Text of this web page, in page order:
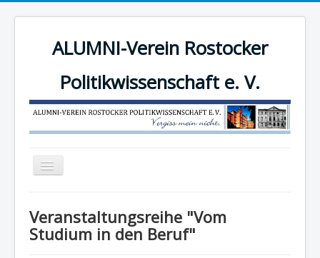
ALUMNI-Verein Rostocker
Politikwissenschaft e. V.
Navigation
Der Verein
Veranstaltungsreihe "Vom
Studium in den Beruf"